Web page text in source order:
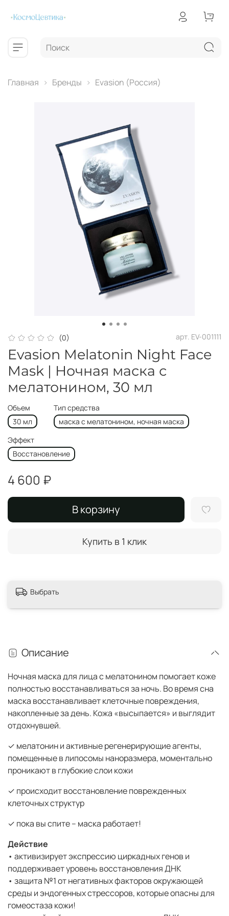
Главная Бренды Evasion (Россия)
(0) арт. EV-001111
Evasion Melatonin Night Face
Mask | Ночная маска с
мелатонином, 30 мл
Объем
30 мл
Тип средства
маска с мелатонином, ночная маска
Эффект
Восстановление
4 600 ₽
В корзину
Купить в 1 клик
Выбрать
Описание
Ночная маска для лица с мелатонином помогает коже
полностью восстанавливаться за ночь. Во время сна
маска восстанавливает клеточные повреждения,
накопленные за день. Кожа «высыпается» и выглядит
отдохнувшей.
✓ мелатонин и активные регенерирующие агенты,
помещенные в липосомы наноразмера, моментально
проникают в глубокие слои кожи
✓ происходит восстановление поврежденных
клеточных структур
✓ пока вы спите – маска работает!
Действие
• активизирует экспрессию циркадных генов и
поддерживает уровень восстановления ДНК
• защита №1 от негативных факторов окружающей
среды и эндогенных стрессоров, которые опасны для
гомеостаза кожи!